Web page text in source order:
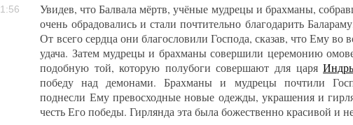
Увидев, что Балвала мёртв, учёные мудрецы и брахманы,
очень обрадовались и стали почтительно благодарить
От всего сердца они благословили Господа, сказав, что Ему во
удача. Затем мудрецы и брахманы совершили церемонию
подобную той, которую полубоги совершают для царя
победу над демонами. Брахманы и мудрецы почтили
поднесли Ему превосходные новые одежды, украшения и
честь Его победы. Гирлянда эта была божественно красивой и